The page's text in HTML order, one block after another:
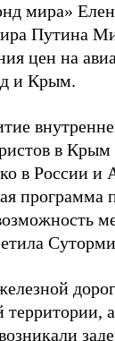
мира»
Путина
цен на
и Крым.
в Крым
в России и